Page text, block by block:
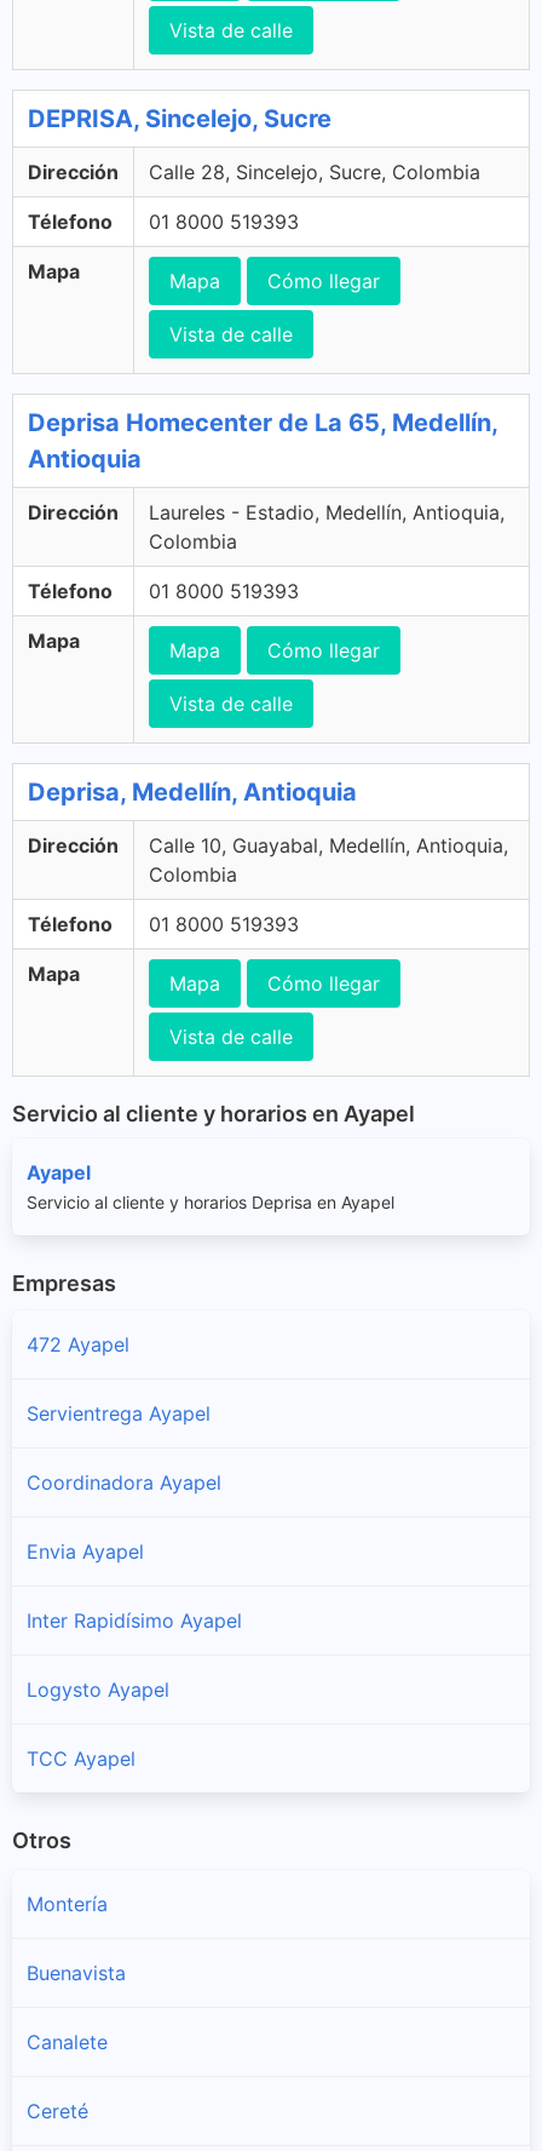
Vista de calle
DEPRISA, Sincelejo, Sucre
Dirección Calle 28, Sincelejo, Sucre, Colombia
Télefono 01 8000 519393
Mapa Mapa Cómo llegar
Vista de calle
Deprisa Homecenter de La 65, Medellín,
Antioquia
Dirección
Laureles - Estadio, Medellín, Antioquia,
Colombia
Télefono 01 8000 519393
Mapa Mapa Cómo llegar
Vista de calle
Deprisa, Medellín, Antioquia
Dirección
Calle 10, Guayabal, Medellín, Antioquia,
Colombia
Télefono 01 8000 519393
Mapa Mapa Cómo llegar
Vista de calle
Servicio al cliente y horarios en Ayapel
Ayapel
Servicio al cliente y horarios Deprisa en Ayapel
Empresas
472 Ayapel
Servientrega Ayapel
Coordinadora Ayapel
Envia Ayapel
Inter Rapidísimo Ayapel
Logysto Ayapel
TCC Ayapel
Otros
Montería
Buenavista
Canalete
Cereté